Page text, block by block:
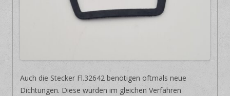
Auch die Stecker Fl.32642 benötigen oftmals neue
Dichtungen. Diese wurden im gleichen Verfahren